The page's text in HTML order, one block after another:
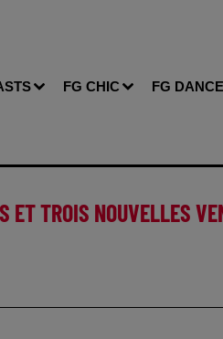
FG CHIC FG DANCE
ET TROIS NOUVELLES